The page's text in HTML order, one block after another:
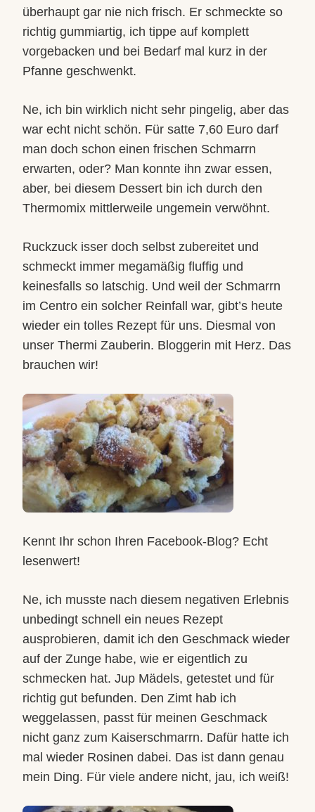
überhaupt gar nie nich frisch. Er schmeckte so
richtig gummiartig, ich tippe auf komplett
vorgebacken und bei Bedarf mal kurz in der
Pfanne geschwenkt.
Ne, ich bin wirklich nicht sehr pingelig, aber das
war echt nicht schön. Für satte 7,60 Euro darf
man doch schon einen frischen Schmarrn
erwarten, oder? Man konnte ihn zwar essen,
aber, bei diesem Dessert bin ich durch den
Thermomix mittlerweile ungemein verwöhnt.
Ruckzuck isser doch selbst zubereitet und
schmeckt immer megamäßig fluffig und
keinesfalls so latschig. Und weil der Schmarrn
im Centro ein solcher Reinfall war, gibt’s heute
wieder ein tolles Rezept für uns. Diesmal von
unser Thermi Zauberin. Bloggerin mit Herz. Das
brauchen wir!
Kennt Ihr schon Ihren Facebook-Blog? Echt
lesenwert!
Ne, ich musste nach diesem negativen Erlebnis
unbedingt schnell ein neues Rezept
ausprobieren, damit ich den Geschmack wieder
auf der Zunge habe, wie er eigentlich zu
schmecken hat. Jup Mädels, getestet und für
richtig gut befunden. Den Zimt hab ich
weggelassen, passt für meinen Geschmack
nicht ganz zum Kaiserschmarrn. Dafür hatte ich
mal wieder Rosinen dabei. Das ist dann genau
mein Ding. Für viele andere nicht, jau, ich weiß!